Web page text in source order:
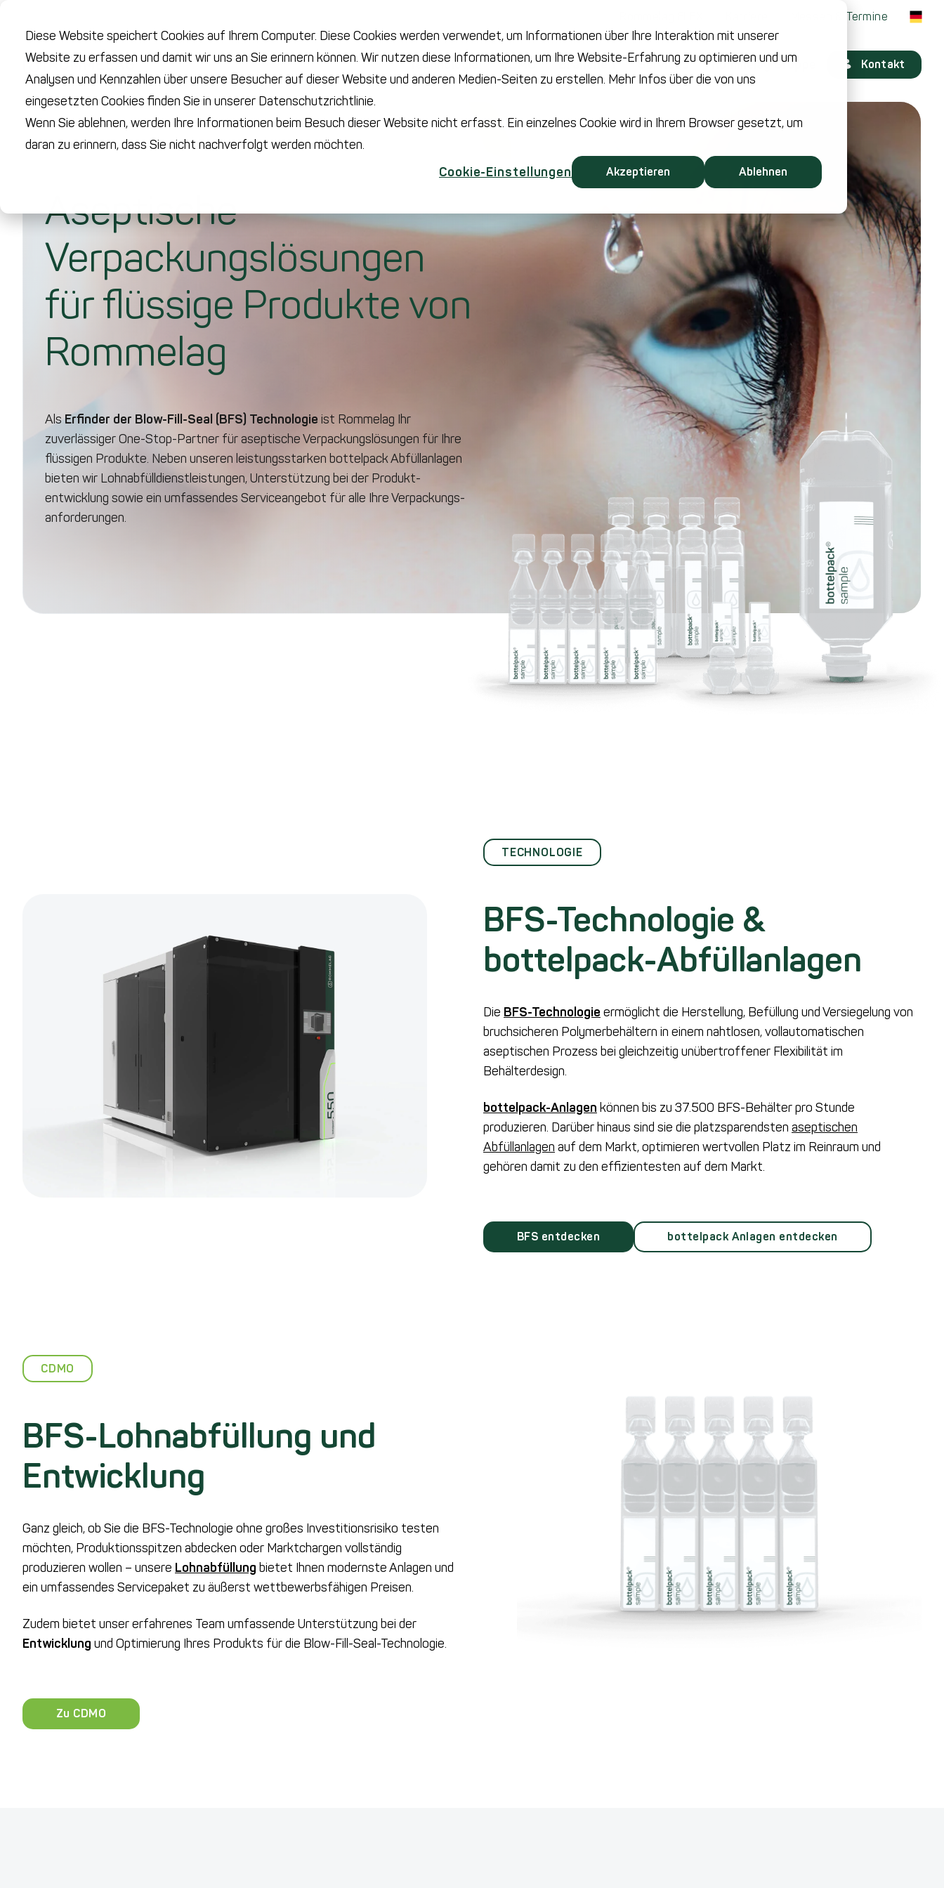
Diese Website speichert Cookies auf Ihrem Computer. Diese Cookies werden verwendet, um Informationen über Ihre Interaktion mit unserer
Website zu erfassen und damit wir uns an Sie erinnern können. Wir nutzen diese Informationen, um Ihre Website-Erfahrung zu optimieren und um
Analysen und Kennzahlen über unsere Besucher auf dieser Website und anderen Medien-Seiten zu erstellen. Mehr Infos über die von uns
eingesetzten Cookies finden Sie in unserer Datenschutzrichtlinie.
Wenn Sie ablehnen, werden Ihre Informationen beim Besuch dieser Website nicht erfasst. Ein einzelnes Cookie wird in Ihrem Browser gesetzt, um
daran zu erinnern, dass Sie nicht nachverfolgt werden möchten.
Cookie-Einstellungen
Akzeptieren Ablehnen
Messen & Termine
Technologie CDMO Branchen Services Rommelag Gruppe Kontakt
Aseptische
Verpackungs­lösungen
für flüssige Produkte von
Rommelag
Als Erfinder der Blow-Fill-Seal (BFS) Technologie ist Rommelag Ihr
zuverlässiger One-Stop-Partner für aseptische Verpackungs­lösungen für Ihre
flüssigen Produkte. Neben unseren leistungs­starken bottelpack Abfüllanlagen
bieten wir Lohnabfüll­dienst­leistungen, Unterstützung bei der Produkt­
entwicklung sowie ein umfassendes Service­angebot für alle Ihre Verpackungs­
anforderungen.
TECHNOLOGIE
BFS-Technologie &
bottelpack-Abfüllanlagen
Die BFS-Technologieermöglicht die Herstellung, Befüllung und Versiegelung von
bruchsicheren Polymerbehältern in einem nahtlosen, vollautomatischen
aseptischen Prozess bei gleichzeitig unübertroffener Flexibilität im
Behälterdesign.
bottelpack-Anlagen können bis zu 37.500 BFS-Behälter pro Stunde
produzieren. Darüber hinaus sind sie die platzsparendsten aseptischen
Abfüllanlagen auf dem Markt, optimieren wertvollen Platz im Reinraum und
gehören damit zu den effizientesten auf dem Markt.
BFS entdecken bottelpack Anlagen entdecken
CDMO
BFS-Lohnabfüllung und
Entwicklung
Ganz gleich, ob Sie die BFS-Technologie ohne großes Investitionsrisiko testen
möchten, Produktionsspitzen abdecken oder Marktchargen vollständig
produzieren wollen – unsere Lohnabfüllung bietet Ihnen modernste Anlagen und
ein umfassendes Servicepaket zu äußerst wettbewerbsfähigen Preisen.
Zudem bietet unser erfahrenes Team umfassende Unterstützung bei der
Entwicklung und Optimierung Ihres Produkts für die Blow-Fill-Seal-Technologie.
Zu CDMO